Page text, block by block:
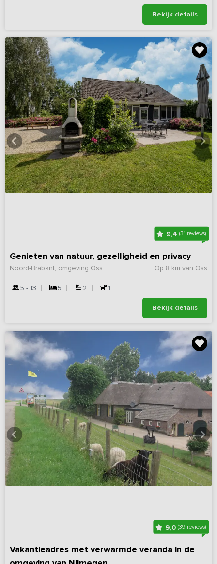
Bekijk details
9,4(31 reviews)
Genieten van natuur, gezelligheid en privacy
Op 8 km van Oss
Noord-Brabant, omgeving Oss
5 - 13 5 2 1
Bekijk details
9,0 (39 reviews)
Vakantieadres met verwarmde veranda in de